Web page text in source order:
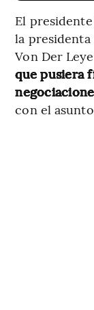
El
la
Von Der
que pusiera
con el